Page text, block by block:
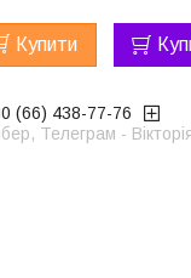
Купити
(66) 438-77-76
Телеграм -